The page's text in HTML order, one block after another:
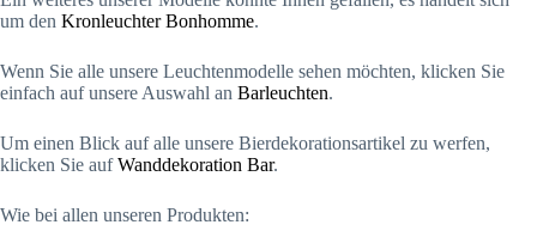
um den Kronleuchter Bonhomme.
Wenn Sie alle unsere Leuchtenmodelle sehen möchten, klicken Sie
einfach auf unsere Auswahl an Barleuchten.
Um einen Blick auf alle unsere Bierdekorationsartikel zu werfen,
klicken Sie aufWanddekoration Bar.
Wie bei allen unseren Produkten: